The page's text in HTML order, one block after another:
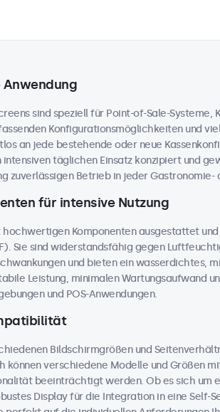
Anwendung
sind speziell für Point-of-Sale-Systeme,
Konfigurationsmöglichkeiten und
an jede bestehende oder neue
intensiven täglichen Einsatz konzipiert und
zuverlässigen Betrieb in jeder Gastronomie-
für intensive Nutzung
hochwertigen Komponenten ausgestattet
Sie sind widerstandsfähig gegen
und bieten ein wasserdichtes,
Leistung, minimalen Wartungsaufwand
und POS-Anwendungen.
Bildschirmgrößen und
können verschiedene Modelle und Größen
beeinträchtigt werden. Ob es sich um
Display für die Integration in eine Self-